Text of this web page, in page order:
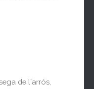
de l´arrós,